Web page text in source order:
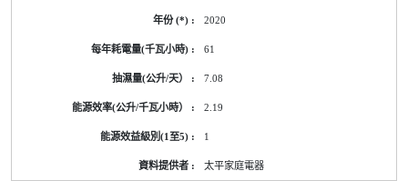
2020
61
7.08
2.19
1
太平家庭電器